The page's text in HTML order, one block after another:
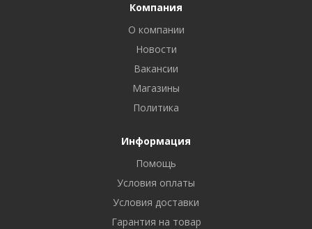
Компания
О компании
Новости
Вакансии
Магазины
Политика
Информация
Помощь
Условия оплаты
Условия доставки
Гарантия на товар